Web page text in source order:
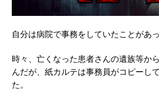
自分は病院で事務をしていたことがあ
時々、亡くなった患者さんの遺族等か
んだが、紙カルテは事務員がコピーし
た。